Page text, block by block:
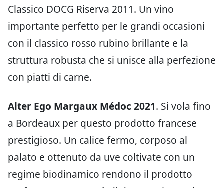
Classico DOCG Riserva 2011. Un vino
importante perfetto per le grandi occasioni
con il classico rosso rubino brillante e la
struttura robusta che si unisce alla perfezione
con piatti di carne.
Alter Ego Margaux Médoc 2021. Si vola fino
a Bordeaux per questo prodotto francese
prestigioso. Un calice fermo, corposo al
palato e ottenuto da uve coltivate con un
regime biodinamico rendono il prodotto